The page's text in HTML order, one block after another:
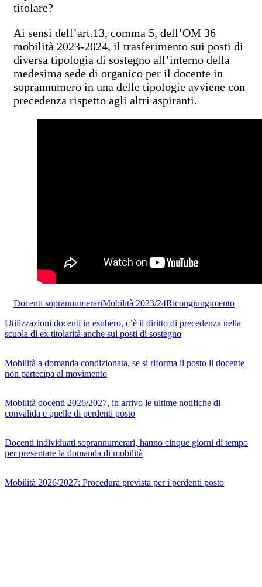
titolare?
Ai sensi dell’art.13, comma 5, dell’OM 36
mobilità 2023-2024, il trasferimento sui posti di
diversa tipologia di sostegno all’interno della
medesima sede di organico per il docente in
soprannumero in una delle tipologie avviene con
precedenza rispetto agli altri aspiranti.
Docenti soprannumerariMobilità 2023/24Ricongiungimento
Utilizzazioni docenti in esubero, c’è il diritto di precedenza nella
scuola di ex titolarità anche sui posti di sostegno
Mobilità a domanda condizionata, se si riforma il posto il docente
non partecipa al movimento
Mobilità docenti 2026/2027, in arrivo le ultime notifiche di
convalida e quelle di perdenti posto
Docenti individuati soprannumerari, hanno cinque giorni di tempo
per presentare la domanda di mobilità
Mobilità 2026/2027: Procedura prevista per i perdenti posto